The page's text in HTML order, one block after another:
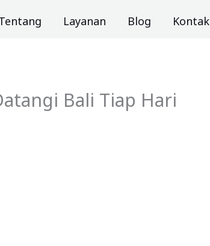
Layanan Blog Kontak
Bali Tiap Hari